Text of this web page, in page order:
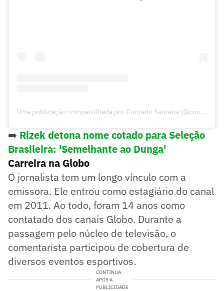
Uma publicação compartilhada por Conrado Santana (@conradosantana)
➡️ Rizek detona nome cotado para Seleção
Brasileira: 'Semelhante ao Dunga'
Carreira na Globo
O jornalista tem um longo vínculo com a
emissora. Ele entrou como estagiário do canal
em 2011. Ao todo, foram 14 anos como
contatado dos canais Globo. Durante a
passagem pelo núcleo de televisão, o
comentarista participou de cobertura de
diversos eventos esportivos.
CONTINUA
APÓS A
PUBLICIDADE